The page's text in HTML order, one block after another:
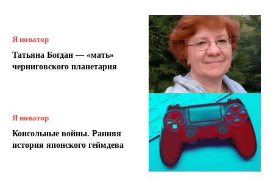
Я новатор
Татьяна Богдан — «мать»
черниговского планетария
Я новатор
Консольные войны. Ранняя
история японского геймдева